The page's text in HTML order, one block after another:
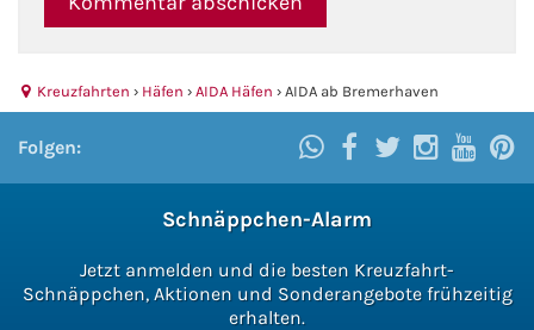
Flug buchen
Kreuzfahrten › Häfen › AIDA Häfen › AIDA ab Bremerhaven
Folgen:
Schnäppchen-Alarm
Jetzt anmelden und die besten Kreuzfahrt-
Schnäppchen, Aktionen und Sonderangebote frühzeitig
erhalten.